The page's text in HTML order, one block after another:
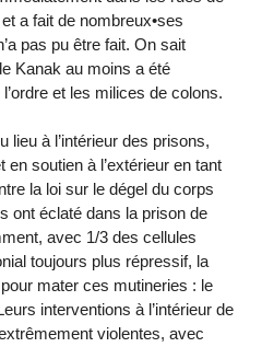
a fait de nombreux•ses
pas pu être fait. On sait
Kanak au moins a été
et les milices de colons.
lieu à l’intérieur des prisons,
soutien à l’extérieur en tant
la loi sur le dégel du corps
ont éclaté dans la prison de
avec 1/3 des cellules
toujours plus répressif, la
mater ces mutineries : le
interventions à l’intérieur de
violentes, avec